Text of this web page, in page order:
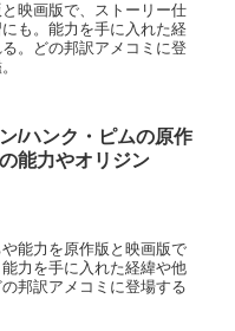
映画版で、ストーリー仕
も。能力を手に入れた経
。どの邦訳アメコミに登
/ハンク・ピムの原作
能力やオリジン
能力を原作版と映画版で
力を手に入れた経緯や他
邦訳アメコミに登場する